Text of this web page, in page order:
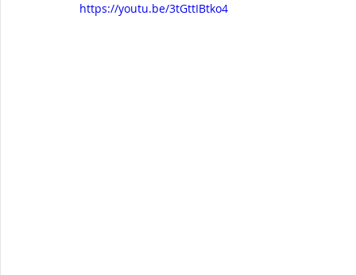
https://youtu.be/3tGttIBtko4